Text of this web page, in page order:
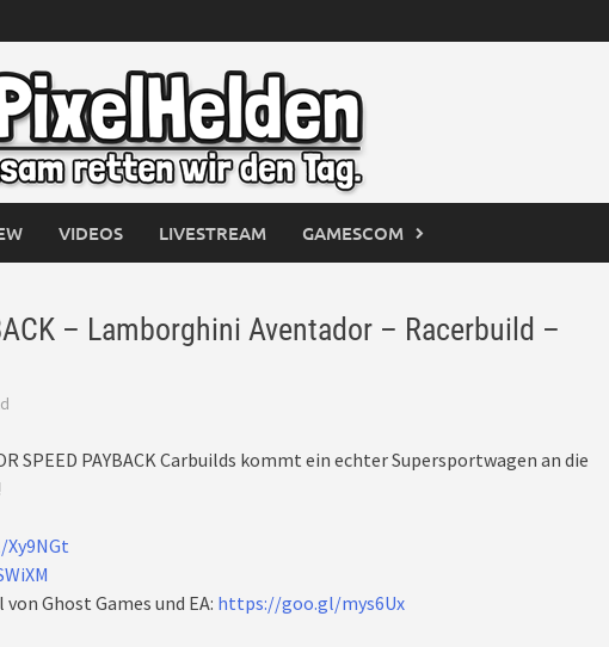
VIDEOS LIVESTREAM GAMESCOM
– Lamborghini Aventador – Racerbuild –
SPEED PAYBACK Carbuilds kommt ein echter Supersportwagen an die
Ghost Games und EA: https://goo.gl/mys6Ux